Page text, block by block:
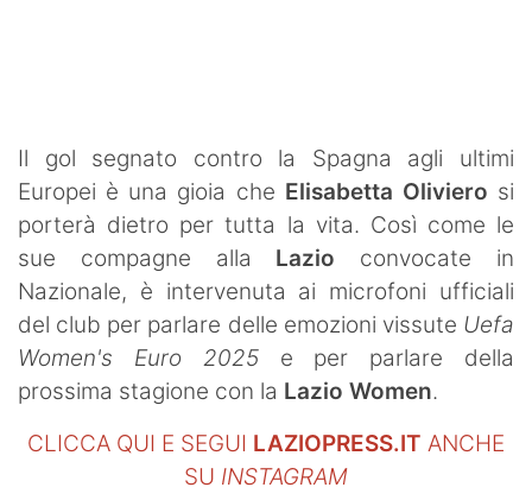
Il gol segnato contro la Spagna agli ultimi
Europei è una gioia che Elisabetta Oliviero si
porterà dietro per tutta la vita. Così come le
sue compagne alla Lazio convocate in
Nazionale, è intervenuta ai microfoni ufficiali
del club per parlare delle emozioni vissute Uefa
Women's Euro 2025e per parlare della
prossima stagione con la Lazio Women.
CLICCA QUI E SEGUI LAZIOPRESS.IT ANCHE
SU INSTAGRAM